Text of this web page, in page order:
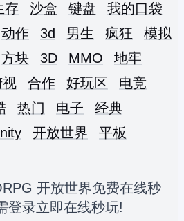
存 沙盒 键盘
我的口袋
动作 3d 男生 疯狂
模拟
方块 3D MMO
地牢
视 合作 好玩区
电竞
热门 电子
经典
开放世界 平板
开放世界免费在线秒
登录立即在线秒玩!